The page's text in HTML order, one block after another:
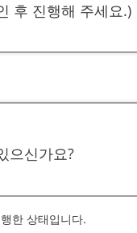
후 진행해 주세요.)
으신가요?
한 상태입니다.